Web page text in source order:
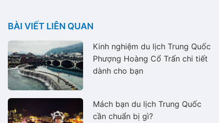
BÀI VIẾT LIÊN QUAN
Kinh nghiệm du lịch Trung Quốc
Phượng Hoàng Cổ Trấn chi tiết
dành cho bạn
Mách bạn du lịch Trung Quốc
cần chuẩn bị gì?